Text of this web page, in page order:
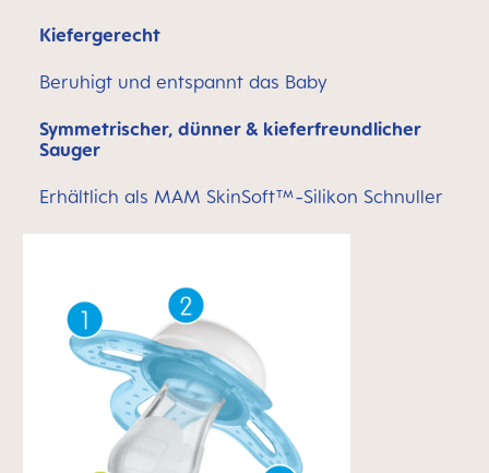
Kiefergerecht
Beruhigt und entspannt das Baby
Symmetrischer, dünner & kieferfreundlicher
Sauger
Erhältlich als MAM SkinSoft™-Silikon Schnuller